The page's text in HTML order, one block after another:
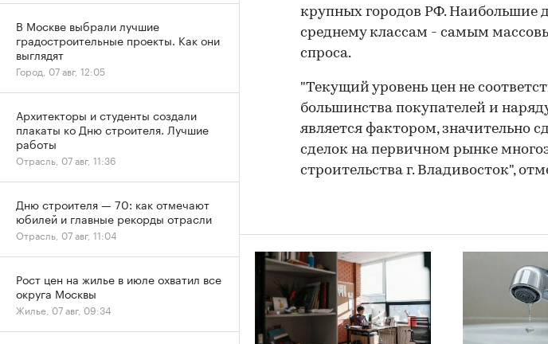
крупных городов РФ. Наибольшие
среднему классам - самым
спроса.
"Текущий уровень цен не
большинства покупателей и
является фактором, значительно
сделок на первичном рынке
строительства г. Владивосток",
В Москве выбрали лучшие
градостроительные проекты. Как они
выглядят
Город, 07 авг, 12:05
Архитекторы и студенты создали
плакаты ко Дню строителя. Лучшие
работы
Отрасль, 07 авг, 11:36
Дню строителя — 70: как отмечают
юбилей и главные рекорды отрасли
Отрасль, 07 авг, 11:04
Рост цен на жилье в июле охватил все
округа Москвы
Жилье, 07 авг, 09:34